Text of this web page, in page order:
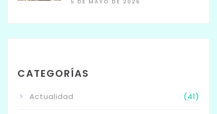
CATEGORÍAS
Actualidad (41)